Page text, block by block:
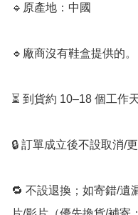
🔹原產地：中國
🔹廠商沒有鞋盒提供的。
⏳ 到貨約 10–18 個工作
🔒 訂單成立後不設取消/
🔁 不設退換；如寄錯/遺